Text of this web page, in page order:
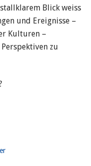
Blick weiss
und Ereignisse –
Kulturen –
zu